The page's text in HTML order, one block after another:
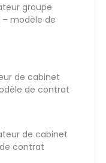
groupe
– modèle de
de cabinet
de contrat
de cabinet
contrat